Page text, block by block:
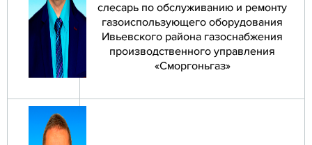
слесарь по обслуживанию и ремонту
газоиспользующего оборудования
Ивьевского района газоснабжения
производственного управления
«Сморгоньгаз»